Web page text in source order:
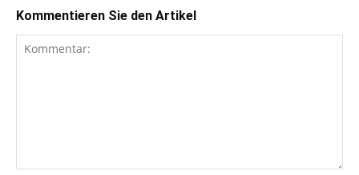
Kommentieren Sie den Artikel